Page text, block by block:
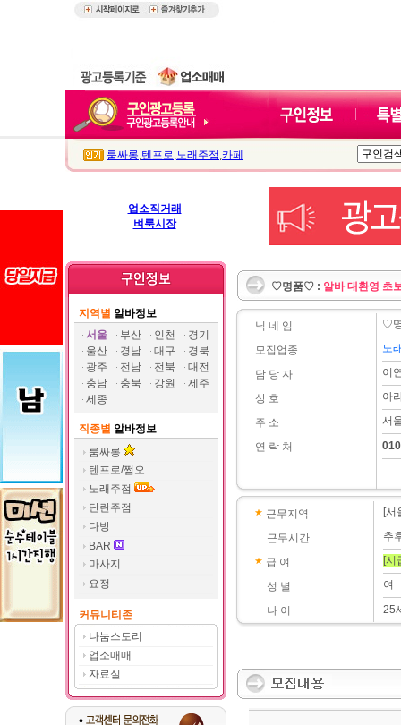
룸싸롱,텐프로,노래주점 ,카페
업소직거래
벼룩시장
지역별 알바정보
서울
부산 인천
경기
울산
경남 대구
경북
광주
전남 전북
대전
충남
충북 강원
제주
세종
직종별 알바정보
룸싸롱
텐프로/쩜오
노래주점
단란주점
다방
BAR
마사지
요정
커뮤니티존
나눔스토리
업소매매
자료실
♡명품♡ : 알바 대환영 초
닉 네 임
모집업종
담 당 자
상 호
주 소
연 락 처
♡
노
이
아
서
근무지역
근무시간
급 여
성 별
나 이
[서
추
[시
여
25